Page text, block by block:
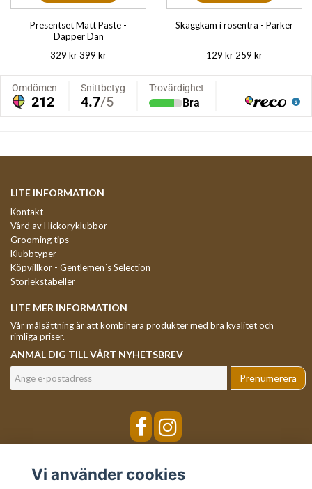
Presentset Matt Paste -
Dapper Dan
329 kr399 kr
Skäggkam i rosenträ - Parker
129 kr259 kr
LITE INFORMATION
Kontakt
Vård av Hickoryklubbor
Grooming tips
Klubbtyper
Köpvillkor - Gentlemen´s Selection
Storlekstabeller
LITE MER INFORMATION
Vår målsättning är att kombinera produkter med bra kvalitet och
rimliga priser.
ANMÄL DIG TILL VÅRT NYHETSBREV
Prenumerera
Vi använder cookies